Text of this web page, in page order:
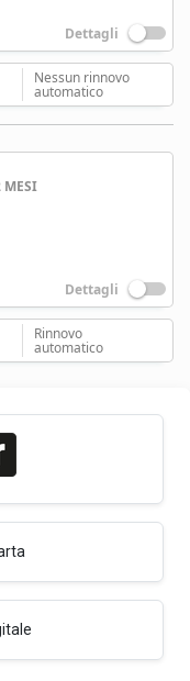
Dettagli
Nessun rinnovo
automatico
MESI
Dettagli
Rinnovo
automatico